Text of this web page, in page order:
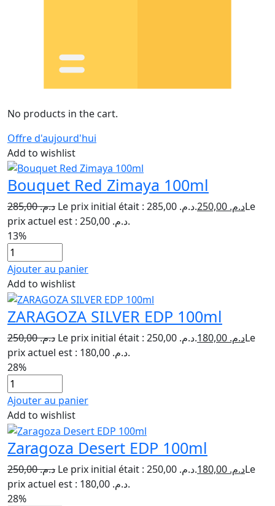
No products in the cart.
Offre d'aujourd'hui
Add to wishlist
Bouquet Red Zimaya 100ml
د.م.285,00 Le prix initial était : د.م. 285,00. د.م.Le
prix actuel est : د.م. 250,00.
13%
Ajouter au panier
Add to wishlist
ZARAGOZA SILVER EDP 100ml
د.م.250,00 Le prix initial était : د.م. 250,00. د.م.Le
prix actuel est : د.م. 180,00.
28%
Ajouter au panier
Add to wishlist
Zaragoza Desert EDP 100ml
د.م.250,00 Le prix initial était : د.م. 250,00. د.م.Le
prix actuel est : د.م. 180,00.
28%